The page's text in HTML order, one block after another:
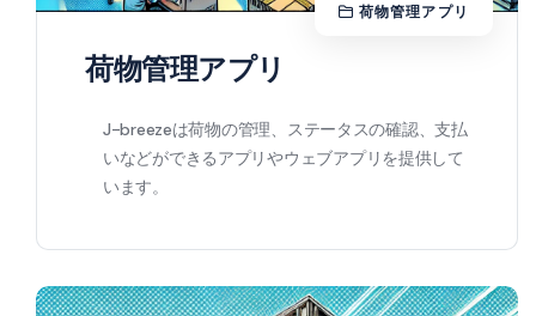
荷物管理アプリ
J-breezeは荷物の管理、ステータスの確認、支払
いなどができるアプリやウェブアプリを提供して
います。
荷物管理アプリ